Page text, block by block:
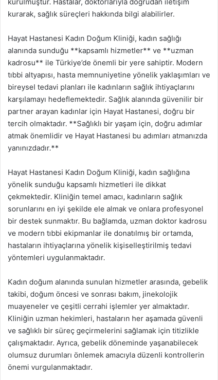
kurarak, sağlık süreçleri hakkında bilgi alabilirler.
Hayat Hastanesi Kadın Doğum Kliniği, kadın sağlığı
alanında sunduğu **kapsamlı hizmetler** ve **uzman
kadrosu** ile Türkiye’de önemli bir yere sahiptir. Modern
tıbbi altyapısı, hasta memnuniyetine yönelik yaklaşımları ve
bireysel tedavi planları ile kadınların sağlık ihtiyaçlarını
karşılamayı hedeflemektedir. Sağlık alanında güvenilir bir
partner arayan kadınlar için Hayat Hastanesi, doğru bir
tercih olmaktadır. **Sağlıklı bir yaşam için, doğru adımlar
atmak önemlidir ve Hayat Hastanesi bu adımları atmanızda
yanınızdadır.**
Hayat Hastanesi Kadın Doğum Kliniği, kadın sağlığına
yönelik sunduğu kapsamlı hizmetleri ile dikkat
çekmektedir. Kliniğin temel amacı, kadınların sağlık
sorunlarını en iyi şekilde ele almak ve onlara profesyonel
bir destek sunmaktır. Bu bağlamda, uzman doktor kadrosu
ve modern tıbbi ekipmanlar ile donatılmış bir ortamda,
hastaların ihtiyaçlarına yönelik kişiselleştirilmiş tedavi
yöntemleri uygulanmaktadır.
Kadın doğum alanında sunulan hizmetler arasında, gebelik
takibi, doğum öncesi ve sonrası bakım, jinekolojik
muayeneler ve çeşitli cerrahi işlemler yer almaktadır.
Kliniğin uzman hekimleri, hastaların her aşamada güvenli
ve sağlıklı bir süreç geçirmelerini sağlamak için titizlikle
çalışmaktadır. Ayrıca, gebelik döneminde yaşanabilecek
olumsuz durumları önlemek amacıyla düzenli kontrollerin
önemi vurgulanmaktadır.